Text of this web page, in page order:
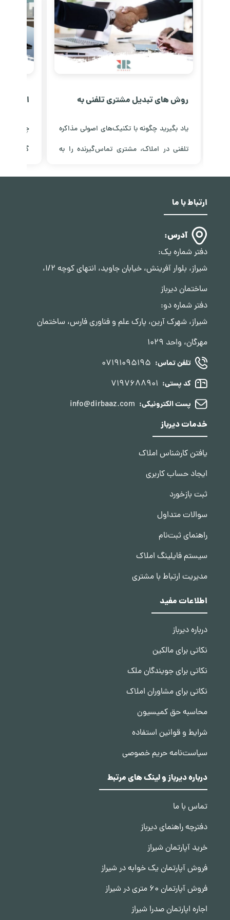
روش های تبدیل مشتری تلفنی به
یاد بگیرید چگونه با تکنیک‌های اصولی مذاکره
تلفنی در املاک، مشتری تماس‌گیرنده را به
مشاهده مقاله
امنیت و
چرا
گزینه
مشاهده
ارتباط با ما
آدرس:
دفتر شماره یک:
شیراز، بلوار آفرینش، خیابان جاوید، انتهای کوچه 1/2،
ساختمان دیرباز
دفتر شماره دو:
شیراز، شهرک آرین، پارک علم و فناوری فارس، ساختمان
مهرگان، واحد 1029
تلفن تماس: 07191095195
کد پستی: 7197688901
پست الکترونیکی: info@dirbaaz.com
خدمات دیرباز
یافتن کارشناس املاک
ایجاد حساب کاربری
ثبت بازخورد
سوالات متداول
راهنمای ثبت‌نام
سیستم فایلینگ املاک
مدیریت ارتباط با مشتری
اطلاعات مفید
درباره دیرباز
نکاتی برای مالکین
نکاتی برای جویندگان ملک
نکاتی برای مشاوران املاک
محاسبه حق کمیسیون
شرایط و قوانین استفاده
سیاست‌نامه حریم خصوصی
درباره دیرباز و لینک های مرتبط
تماس با ما
دفترچه راهنمای دیرباز
خرید آپارتمان شیراز
فروش آپارتمان یک خوابه در شیراز
فروش آپارتمان 60 متری در شیراز
اجاره اپارتمان صدرا شیراز